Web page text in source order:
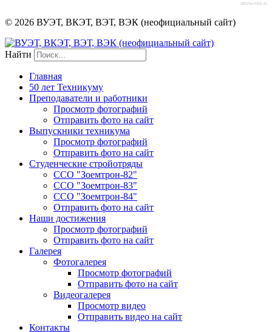
afisha-msk.ru
© 2026 ВУЭТ, ВКЭТ, ВЭТ, ВЭК (неофициальный сайт)
Найти
Главная
50 лет Техникуму
Преподаватели и работники
Просмотр фотографий
Отправить фото на сайт
Выпускники техникума
Просмотр фотографий
Отправить фото на сайт
Студенческие стройотряды
ССО "Зоемтрон-82"
ССО "Зоемтрон-83"
ССО "Зоемтрон-84"
Отправить фото на сайт
Наши достижения
Просмотр фотографий
Отправить фото на сайт
Галерея
Фотогалерея
Просмотр фотографий
Отправить фото на сайт
Видеогалерея
Просмотр видео
Отправить видео на сайт
Контакты